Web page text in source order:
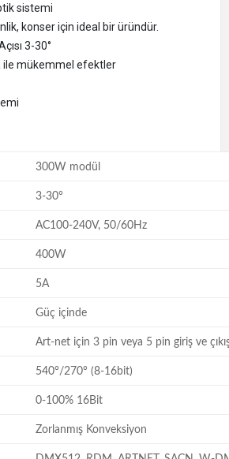
sistemi
konser için ideal bir üründür.
3-30°
ile mükemmel efektler
300W modül
3-30°
AC100-240V, 50/60Hz
400W
5A
Güç içinde
Art-net için 3 pin veya 5 pin giriş ve
540°/270° (8-16bit)
0-100% 16Bit
Zorlanmış Konveksiyon